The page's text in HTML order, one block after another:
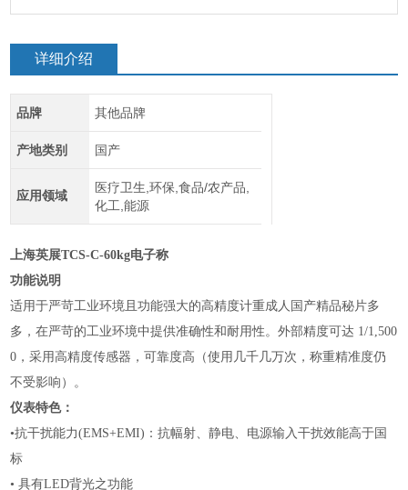
详细介绍
品牌 其他品牌
产地类别 国产
应用领域
医疗卫生,环保,食品/农产品,
化工,能源
上海英展TCS-C-60kg电子称
功能说明
适用于严苛工业环境且功能强大的高精度计重成人国产精品秘片多
多，在严苛的工业环境中提供准确性和耐用性。外部精度可达 1/1,500
0，采用高精度传感器，可靠度高（使用几千几万次，称重精准度仍
不受影响）。
仪表特色：
•抗干扰能力(EMS+EMI)：抗幅射、静电、电源输入干扰效能高于国
标
• 具有LED背光之功能